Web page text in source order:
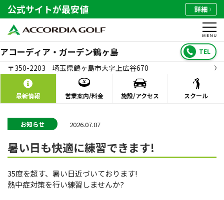
公式サイトが最安値 詳細
アコーディア・ガーデン鶴ヶ島 TEL
〒350-2203 埼玉県鶴ヶ島市大字上広谷670
最新情報 営業案内/料金 施設/アクセス スクール
お知らせ 2026.07.07
暑い日も快適に練習できます!
35度を超す、暑い日近づいております!
熱中症対策を行い練習しませんか?